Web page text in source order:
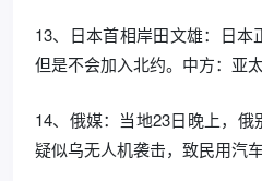
13、日本首相岸田文雄：日本
但是不会加入北约。中方：亚
14、俄媒：当地23日晚上，
疑似乌无人机袭击，致民用汽